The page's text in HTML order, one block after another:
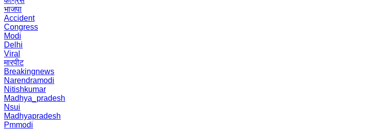
भाजपा
Accident
Congress
Modi
Delhi
Viral
मारपीट
Breakingnews
Narendramodi
Nitishkumar
Madhya_pradesh
Nsui
Madhyapradesh
Pmmodi